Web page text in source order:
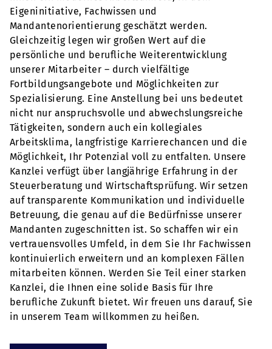
Eigeninitiative, Fachwissen und
Mandantenorientierung geschätzt werden.
Gleichzeitig legen wir großen Wert auf die
persönliche und berufliche Weiterentwicklung
unserer Mitarbeiter – durch vielfältige
Fortbildungsangebote und Möglichkeiten zur
Spezialisierung. Eine Anstellung bei uns bedeutet
nicht nur anspruchsvolle und abwechslungsreiche
Tätigkeiten, sondern auch ein kollegiales
Arbeitsklima, langfristige Karrierechancen und die
Möglichkeit, Ihr Potenzial voll zu entfalten. Unsere
Kanzlei verfügt über langjährige Erfahrung in der
Steuerberatung und Wirtschaftsprüfung. Wir setzen
auf transparente Kommunikation und individuelle
Betreuung, die genau auf die Bedürfnisse unserer
Mandanten zugeschnitten ist. So schaffen wir ein
vertrauensvolles Umfeld, in dem Sie Ihr Fachwissen
kontinuierlich erweitern und an komplexen Fällen
mitarbeiten können. Werden Sie Teil einer starken
Kanzlei, die Ihnen eine solide Basis für Ihre
berufliche Zukunft bietet. Wir freuen uns darauf, Sie
in unserem Team willkommen zu heißen.